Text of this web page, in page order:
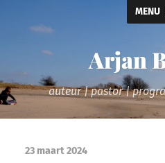
MENU
Arjan
auteur | pastor |
23 maart 2024